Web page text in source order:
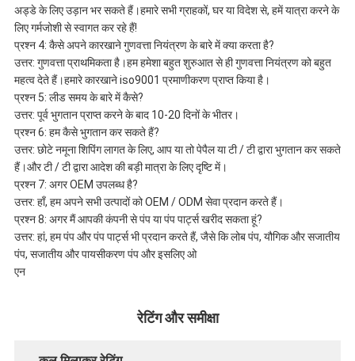
अड्डे के लिए उड़ान भर सकते हैं।हमारे सभी ग्राहकों, घर या विदेश से, हमें यात्रा करने के
लिए गर्मजोशी से स्वागत कर रहे हैं!
प्रश्न 4: कैसे अपने कारखाने गुणवत्ता नियंत्रण के बारे में क्या करता है?
उत्तर: गुणवत्ता प्राथमिकता है।हम हमेशा बहुत शुरुआत से ही गुणवत्ता नियंत्रण को बहुत
महत्व देते हैं।हमारे कारखाने iso9001 प्रमाणीकरण प्राप्त किया है।
प्रश्न 5: लीड समय के बारे में कैसे?
उत्तर: पूर्व भुगतान प्राप्त करने के बाद 10-20 दिनों के भीतर।
प्रश्न 6: हम कैसे भुगतान कर सकते हैं?
उत्तर: छोटे नमूना शिपिंग लागत के लिए, आप या तो पेपैल या टी / टी द्वारा भुगतान कर सकते
हैं।और टी / टी द्वारा आदेश की बड़ी मात्रा के लिए दृष्टि में।
प्रश्न 7: अगर OEM उपलब्ध है?
उत्तर: हाँ, हम अपने सभी उत्पादों को OEM / ODM सेवा प्रदान करते हैं।
प्रश्न 8: अगर मैं आपकी कंपनी से पंप या पंप पार्ट्स खरीद सकता हूं?
उत्तर: हां, हम पंप और पंप पार्ट्स भी प्रदान करते हैं, जैसे कि लोब पंप, यौगिक और सजातीय
पंप, सजातीय और पायसीकरण पंप और इसलिए ओ
एन
रेटिंग और समीक्षा